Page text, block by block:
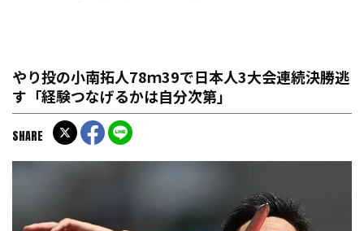
やり投の小南拓人78ｍ39で日本人3大会連続決勝逃
す「経験つなげるかは自分次第」
SHARE